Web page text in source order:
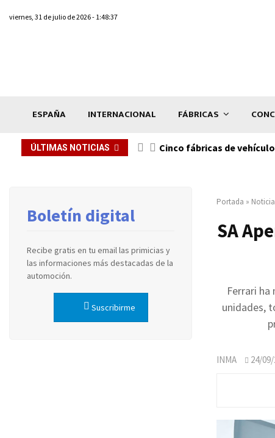
viernes, 31 de julio de 2026 - 1:48:37
ESPAÑA INTERNACIONAL FÁBRICAS
ÚLTIMAS NOTICIAS Cinco fábricas de
Portada »
SA
Ferrari
unidades,
INMA 24/
Boletín digital
Recibe gratis en tu email las primicias y
las informaciones más destacadas de la
automoción.
Suscribirme